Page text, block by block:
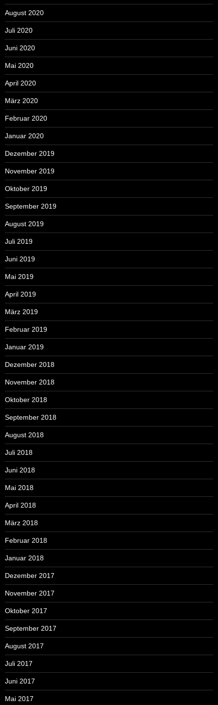
August 2020
Juli 2020
Juni 2020
Mai 2020
April 2020
März 2020
Februar 2020
Januar 2020
Dezember 2019
November 2019
Oktober 2019
September 2019
August 2019
Juli 2019
Juni 2019
Mai 2019
April 2019
März 2019
Februar 2019
Januar 2019
Dezember 2018
November 2018
Oktober 2018
September 2018
August 2018
Juli 2018
Juni 2018
Mai 2018
April 2018
März 2018
Februar 2018
Januar 2018
Dezember 2017
November 2017
Oktober 2017
September 2017
August 2017
Juli 2017
Juni 2017
Mai 2017